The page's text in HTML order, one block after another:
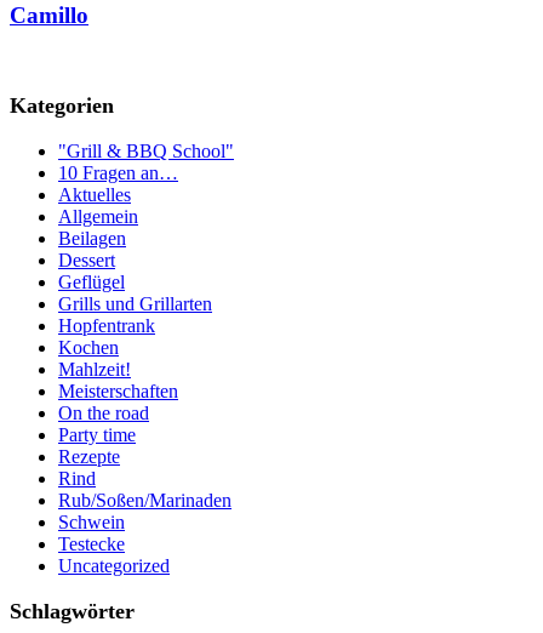
Camillo
Kategorien
"Grill & BBQ School"
10 Fragen an…
Aktuelles
Allgemein
Beilagen
Dessert
Geflügel
Grills und Grillarten
Hopfentrank
Kochen
Mahlzeit!
Meisterschaften
On the road
Party time
Rezepte
Rind
Rub/Soßen/Marinaden
Schwein
Testecke
Uncategorized
Schlagwörter